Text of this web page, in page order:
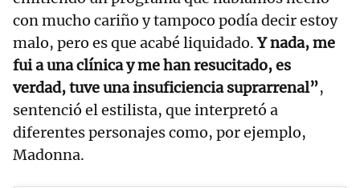
con mucho cariño y tampoco podía decir estoy
malo, pero es que acabé liquidado.Y nada, me
fui a una clínica y me han resucitado, es
verdad, tuve una insuficiencia suprarrenal”,
sentenció el estilista, que interpretó a
diferentes personajes como, por ejemplo,
Madonna.